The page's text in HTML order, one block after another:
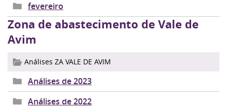
fevereiro
Zona de abastecimento de Vale de
Avim
Análises ZA VALE DE AVIM
Análises de 2023
Análises de 2022